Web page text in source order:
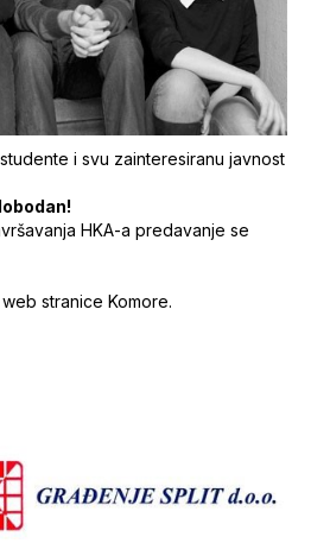
i svu zainteresiranu javnost
HKA-a predavanje se
stranice Komore.